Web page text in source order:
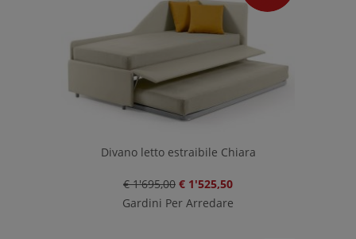
Divano letto estraibile Chiara
€ 1'695,00 € 1'525,50
Gardini Per Arredare